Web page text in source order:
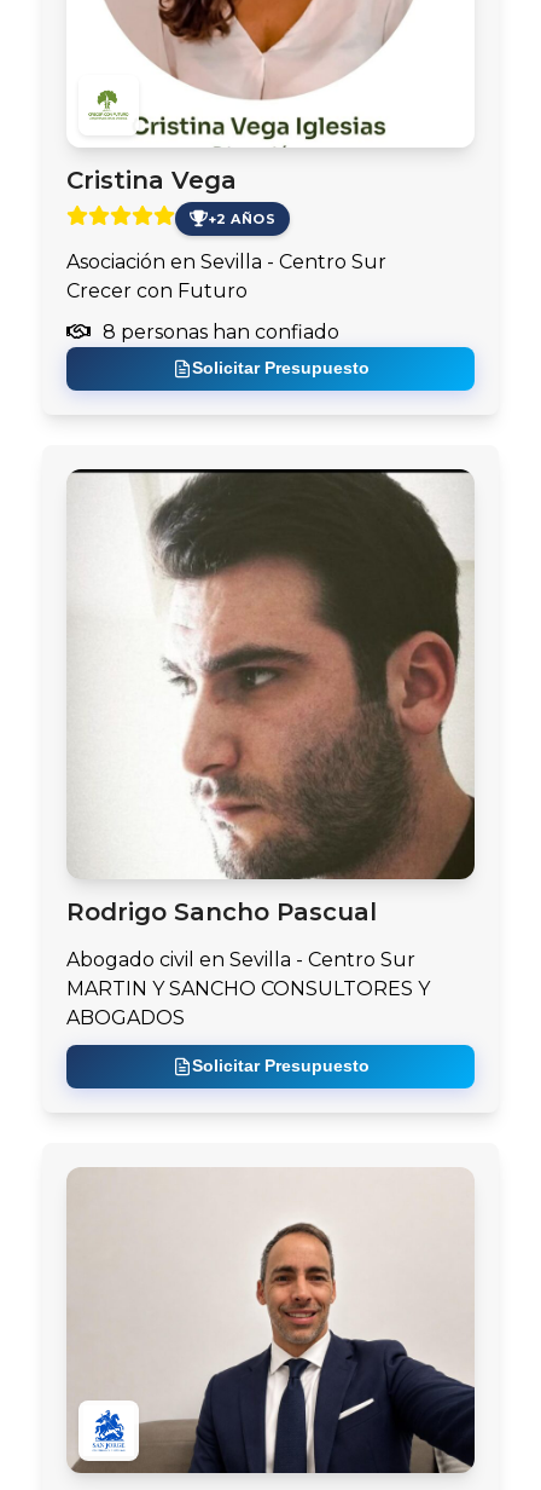
Cristina Vega
+2 AÑOS
Asociación en Sevilla - Centro Sur
Crecer con Futuro
8 personas han confiado
Solicitar Presupuesto
Rodrigo Sancho Pascual
Abogado civil en Sevilla - Centro Sur
MARTIN Y SANCHO CONSULTORES Y
ABOGADOS
Solicitar Presupuesto